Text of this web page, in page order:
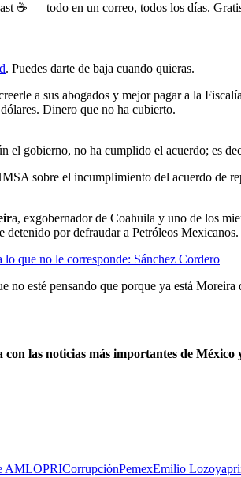
☕ — todo en un correo, todos los días.
. Puedes darte de baja cuando quieras.
a sus abogados y mejor pagar a la
Dinero que no ha cubierto.
el gobierno, no ha cumplido el acuerdo; es
sobre el incumplimiento del acuerdo de
a, exgobernador de Coahuila y uno de los
detenido por defraudar a Petróleos Mexicanos.
que no le corresponde: Sánchez Cordero
no esté pensando que porque ya está Moreira
con las noticias más importantes de
AMLOPRICorrupciónPemexEmilio Lozoya